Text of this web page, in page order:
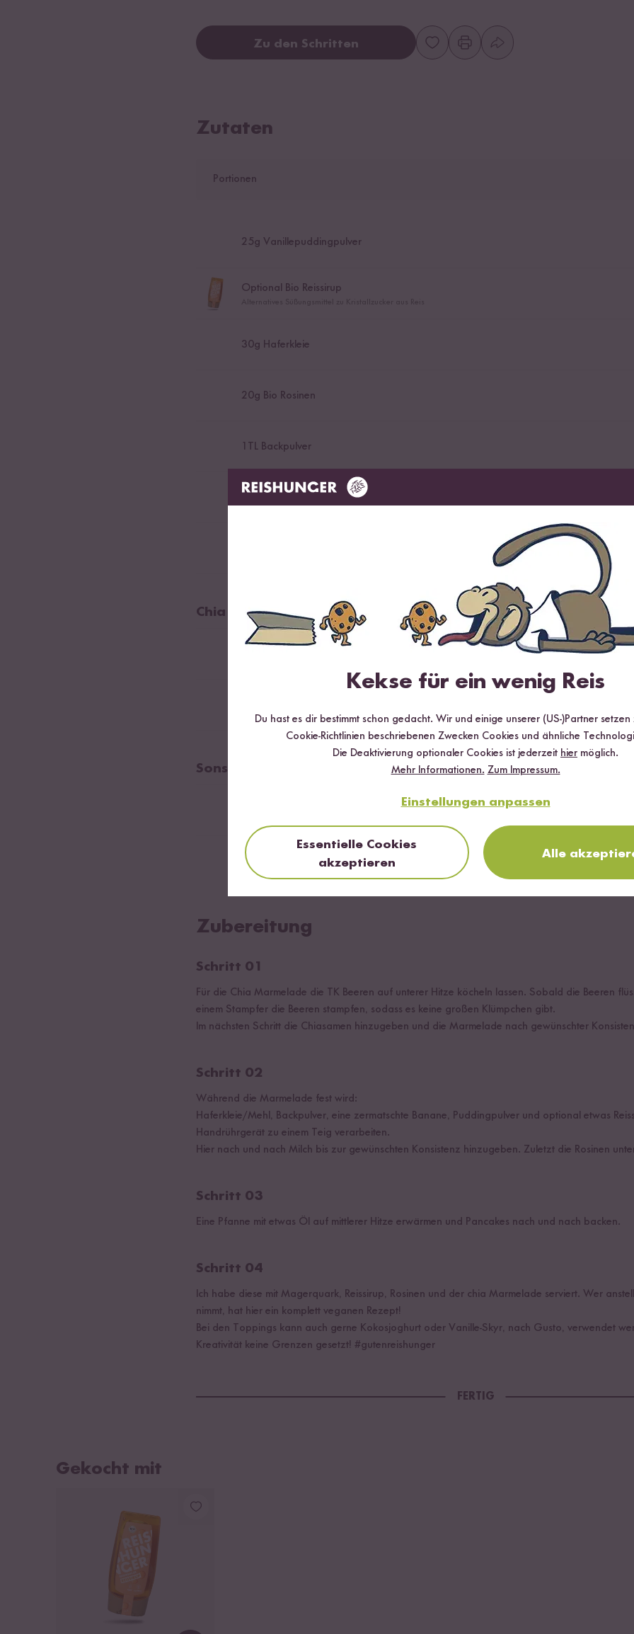
Zu den Schritten
Zutaten
Portionen
25g Vanillepuddingpulver
Optional Bio Reissirup
30g Haferkleie
20g Bio Rosinen
1 TL Backpulver
Chia Marmelade
Sonstiges
Etwas Quark mit Reissirup gesüßt fürs Topping
Zubereitung
Schritt 01
Für die Chia Marmelade die TK Beeren auf unterer Hitze köcheln lassen. Sobald die Beeren
einem Stampfer die Beeren stampfen, sodass es keine großen Klümpchen gibt.
Im nächsten Schritt die Chiasamen hinzugeben und die Marmelade nach gewünschter
Schritt 02
Während die Marmelade fest wird:
Haferkleie/Mehl, Backpulver, eine zermatschte Banane, Puddingpulver und optional etwas
Handrührgerät zu einem Teig verarbeiten.
Hier nach und nach Milch bis zur gewünschten Konsistenz hinzugeben. Zuletzt die Rosinen
Schritt 03
Eine Pfanne mit etwas Öl auf mittlerer Hitze erwärmen und Pancakes nach und nach backen.
Schritt 04
Ich habe diese mit Magerquark, Reissirup, Rosinen und der chia Marmelade serviert. Wer
nimmt, hat hier ein komplett veganen Rezept!
Bei den Toppings kann auch gerne Kokosjoghurt oder Vanille-Skyr, nach Gusto, verwendet
Kreativität keine Grenzen gesetzt! #gutenreishunger
FERTIG
Gekocht mit
Kekse für ein wenig Reis
Du hast es dir bestimmt schon gedacht. Wir und einige unserer (US-)Partner
Cookie-Richtlinien beschriebenen Zwecken Cookies und ähnliche
Die Deaktivierung optionaler Cookies ist jederzeit hier möglich.
Mehr Informationen. Zum Impressum.
Einstellungen anpassen
Essentielle Cookies
akzeptieren
Alle